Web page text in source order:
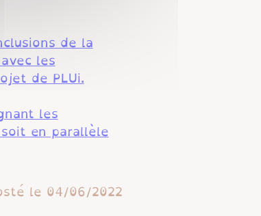
de la
les
de PLUi.
les
en parallèle
le 04/06/2022